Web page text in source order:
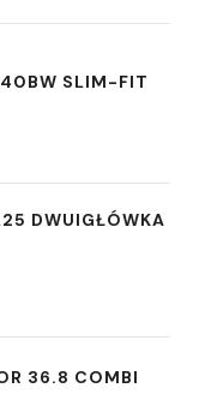
SLIM-FIT
DWUIGŁÓWKA
36.8 COMBI